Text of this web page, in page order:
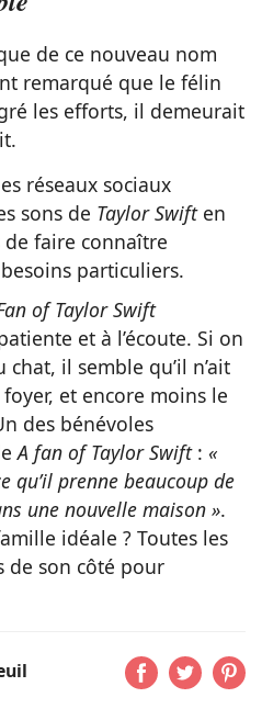
de ce nouveau nom
remarqué que le félin
les efforts, il demeurait
réseaux sociaux
sons de Taylor Swiften
faire connaître
particuliers.
of Taylor Swift
et à l’écoute. Si on
il semble qu’il n’ait
foyer, et encore moins le
des bénévoles
A fan of Taylor Swift: «
qu’il prenne beaucoup de
une nouvelle maison ».
idéale ? Toutes les
de son côté pour